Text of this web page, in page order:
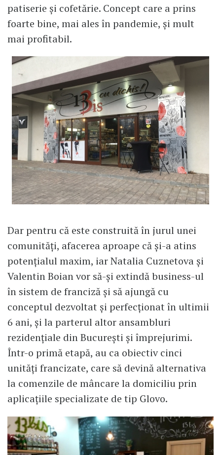
patiserie și cofetărie. Concept care a prins
foarte bine, mai ales în pandemie, și mult
mai profitabil.
Dar pentru că este construită în jurul unei
comunități, afacerea aproape că și-a atins
potențialul maxim, iar Natalia Cuznetova și
Valentin Boian vor să-și extindă business-ul
în sistem de franciză și să ajungă cu
conceptul dezvoltat și perfecționat în ultimii
6 ani, și la parterul altor ansambluri
rezidențiale din București și împrejurimi.
Într-o primă etapă, au ca obiectiv cinci
unități francizate, care să devină alternativa
la comenzile de mâncare la domiciliu prin
aplicațiile specializate de tip Glovo.